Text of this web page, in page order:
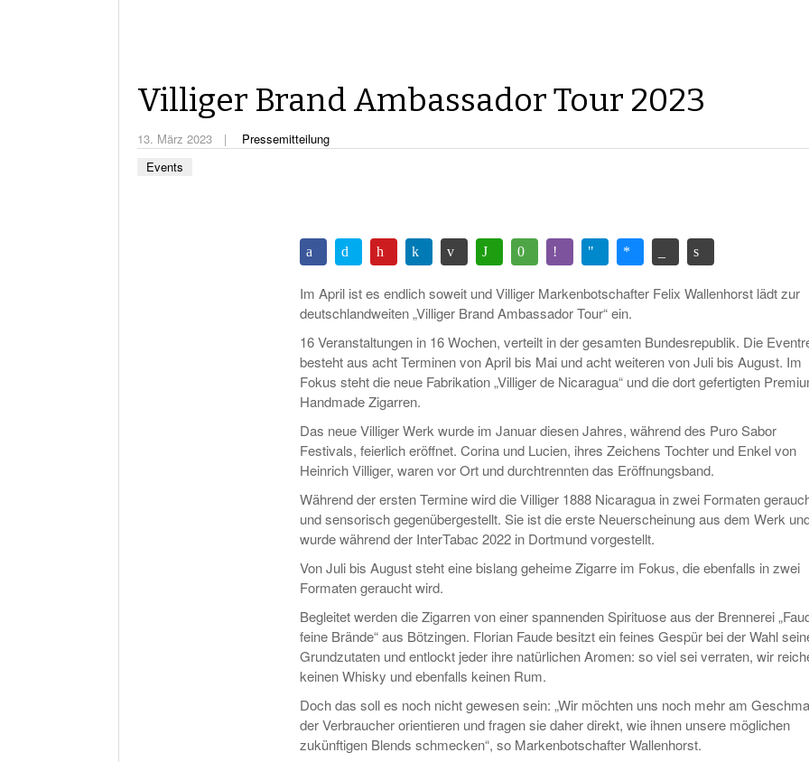
Villiger Brand Ambassador Tour 2023
13. März 2023
Pressemitteilung
Events
Im April ist es endlich soweit und Villiger Markenbotschafter Felix Wallenhorst lädt zur
deutschlandweiten „Villiger Brand Ambassador Tour“ ein.
16 Veranstaltungen in 16 Wochen, verteilt in der gesamten Bundesrepublik. Die
besteht aus acht Terminen von April bis Mai und acht weiteren von Juli bis August. Im
Fokus steht die neue Fabrikation „Villiger de Nicaragua“ und die dort gefertigten
Handmade Zigarren.
Das neue Villiger Werk wurde im Januar diesen Jahres, während des Puro Sabor
Festivals, feierlich eröffnet. Corina und Lucien, ihres Zeichens Tochter und Enkel von
Heinrich Villiger, waren vor Ort und durchtrennten das Eröffnungsband.
Während der ersten Termine wird die Villiger 1888 Nicaragua in zwei Formaten
und sensorisch gegenübergestellt. Sie ist die erste Neuerscheinung aus dem Werk
wurde während der InterTabac 2022 in Dortmund vorgestellt.
Von Juli bis August steht eine bislang geheime Zigarre im Fokus, die ebenfalls in zwei
Formaten geraucht wird.
Begleitet werden die Zigarren von einer spannenden Spirituose aus der Brennerei
feine Brände“ aus Bötzingen. Florian Faude besitzt ein feines Gespür bei der Wahl
Grundzutaten und entlockt jeder ihre natürlichen Aromen: so viel sei verraten, wir
keinen Whisky und ebenfalls keinen Rum.
Doch das soll es noch nicht gewesen sein: „Wir möchten uns noch mehr am
der Verbraucher orientieren und fragen sie daher direkt, wie ihnen unsere möglichen
zukünftigen Blends schmecken“, so Markenbotschafter Wallenhorst.